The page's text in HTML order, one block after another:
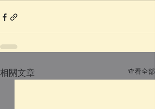
相關文章 查看全部